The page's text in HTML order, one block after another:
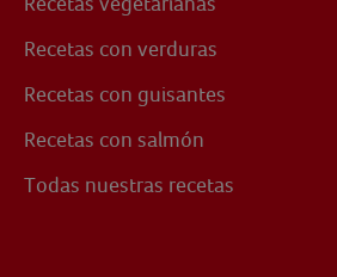
Recetas con verduras
Recetas con guisantes
Recetas con salmón
Todas nuestras recetas